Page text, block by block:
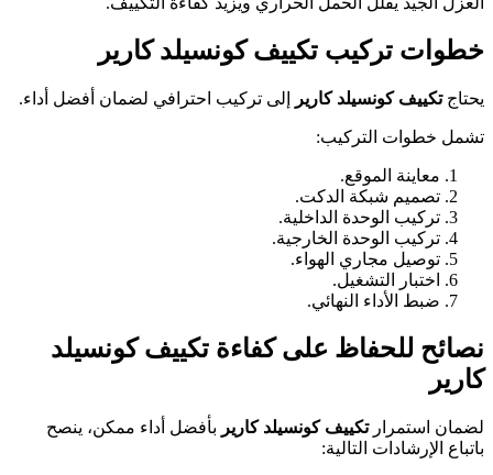
خطوات تركيب تكييف كونسيلد كارير
يحتاجتكييف كونسيلد كارير إلى تركيب احترافي لضمان أفضل أداء.
تشمل خطوات التركيب:
معاينة الموقع.
تصميم شبكة الدكت.
تركيب الوحدة الداخلية.
تركيب الوحدة الخارجية.
توصيل مجاري الهواء.
اختبار التشغيل.
ضبط الأداء النهائي.
نصائح للحفاظ على كفاءة تكييف كونسيلد
كارير
لضمان استمرارتكييف كونسيلد كارير بأفضل أداء ممكن، ينصح
باتباع الإرشادات التالية: